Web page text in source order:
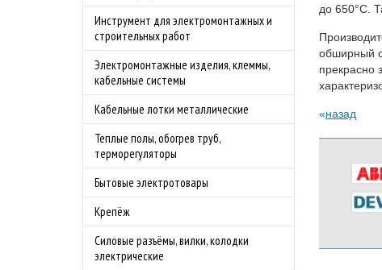
Инструмент для электромонтажных и
строительных работ
Электромонтажные изделия, клеммы,
кабельные системы
Кабельные лотки металлические
Теплые полы, обогрев труб,
терморегуляторы
Бытовые электротовары
Крепёж
Силовые разъёмы, вилки, колодки
электрические
до 650°С.
обширный
прекрасно
назад